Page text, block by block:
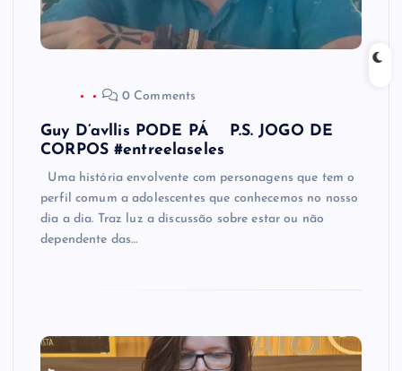
0 Comments
Guy D’avllis PODE PÁ P.S. JOGO DE
CORPOS #entreelaseles
Uma história envolvente com personagens que tem o
perfil comum a adolescentes que conhecemos no nosso
dia a dia. Traz luz a discussão sobre estar ou não
dependente das…